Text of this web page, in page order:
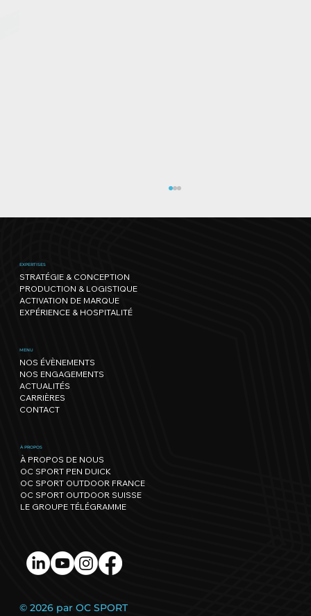
aussi : notre trajectoire vers un
événementiel régénérateur
EXPERTISES
STRATÉGIE & CONCEPTION
PRODUCTION & LOGISTIQUE
ACTIVATION DE MARQUE
EXPÉRIENCE & HOSPITALITÉ
MENU
NOS ÉVÈNEMENTS
NOS ENGAGEMENTS
ACTUALITÉS
CARRIÈRES
CONTACT
À PROPOS
À PROPOS DE NOUS
OC SPORT PEN DUICK
OC SPORT OUTDOOR FRANCE
OC SPORT OUTDOOR SUISSE
LE GROUPE TÉLÉGRAMME
© 2026 par OC SPORT